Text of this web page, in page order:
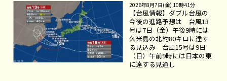
2026年8月7日(金) 10時41分
【台風情報】ダブル台風の
今後の進路予想は 台風13
号は7日（金）午後9時には
久米島の北約80キロに達す
る見込み 台風15号は9日
（日）午前9時には日本の東
に達する見通し